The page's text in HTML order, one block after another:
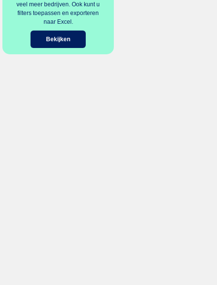
veel meer bedrijven. Ook kunt u
filters toepassen en exporteren
naar Excel.
Bekijken